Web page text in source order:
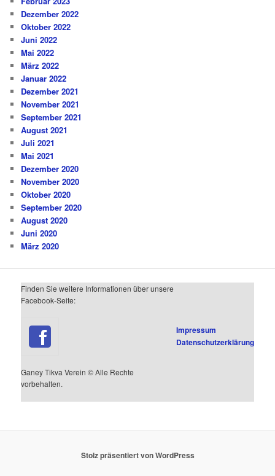
Dezember 2022
Oktober 2022
Juni 2022
Mai 2022
März 2022
Januar 2022
Dezember 2021
November 2021
September 2021
August 2021
Juli 2021
Mai 2021
Dezember 2020
November 2020
Oktober 2020
September 2020
August 2020
Juni 2020
März 2020
Finden Sie weitere Informationen über unsere
Facebook-Seite:
Ganey Tikva Verein © Alle Rechte
vorbehalten.
Impressum
Datenschutzerklärung
Stolz präsentiert von WordPress